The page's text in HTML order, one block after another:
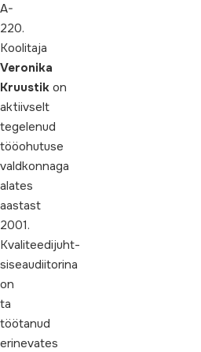
A-
220.
Koolitaja
Veronika
Kruustik on
aktiivselt
tegelenud
tööohutuse
valdkonnaga
alates
aastast
2001.
Kvaliteedijuht-
siseaudiitorina
on
ta
töötanud
erinevates